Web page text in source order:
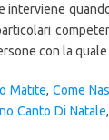
interviene
con la
Matite, Come
Canto Di Natale,